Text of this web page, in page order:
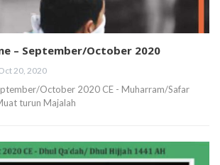
– September/October 2020
20, 2020
October 2020 CE - Muharram/Safar
turun Majalah